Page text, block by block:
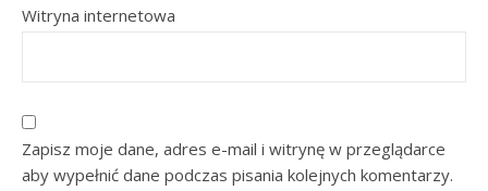
Witryna internetowa
Zapisz moje dane, adres e-mail i witrynę w przeglądarce
aby wypełnić dane podczas pisania kolejnych komentarzy.